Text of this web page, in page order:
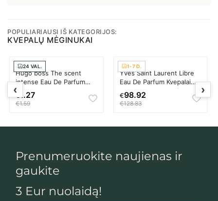
POPULIARIAUSI IŠ KATEGORIJOS:
KVEPALŲ MĖGINUKAI
24 VAL.
Hugo boss The scent
intense Eau De Parfum
Vyrams
€1.27
€1.59
1-7 D.
Yves Saint Laurent Libre
Eau De Parfum Kvepalai
Moterims
€98.92
€128.83
‹ ›
Prenumeruokite naujienas ir
gaukite
3 Eur nuolaidą!